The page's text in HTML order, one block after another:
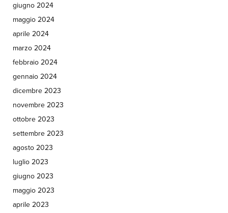
giugno 2024
maggio 2024
aprile 2024
marzo 2024
febbraio 2024
gennaio 2024
dicembre 2023
novembre 2023
ottobre 2023
settembre 2023
agosto 2023
luglio 2023
giugno 2023
maggio 2023
aprile 2023